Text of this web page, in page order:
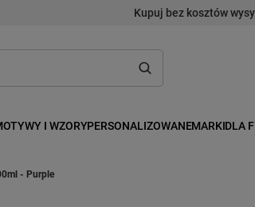
Kupuj bez kosztów
I WZORYPERSONALIZOWANEMARKIDLA
- Purple